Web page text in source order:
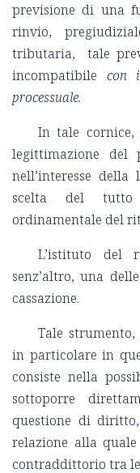
previsione di una
rinvio,
tributaria, tale
incompatibile con
processuale.
In tale
legittimazione del
nell’interesse della
scelta del
ordinamentale del
L’istituto del
senz’altro, una
cassazione.
Tale
in particolare in
consiste nella
sottoporre
questione di
relazione alla
contraddittorio tra